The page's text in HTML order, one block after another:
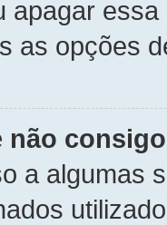
apagar
as opções
não
a algumas